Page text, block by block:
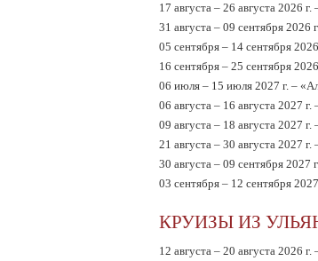
17 августа – 26 августа 2026
31 августа – 09 сентября 2026
05 сентября – 14 сентября
16 сентября – 25 сентября
06 июля – 15 июля 2027 г. –
06 августа – 16 августа 2027
09 августа – 18 августа 2027
21 августа – 30 августа 2027
30 августа – 09 сентября 2027
03 сентября – 12 сентября
КРУИЗЫ ИЗ
12 августа – 20 августа 2026